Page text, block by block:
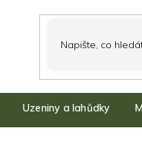
Uzeniny a lahůdky